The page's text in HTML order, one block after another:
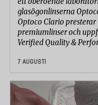
glasögonlinserna
Optoco Clario
premiumlinser och
Verified Quality &
7 AUGUSTI